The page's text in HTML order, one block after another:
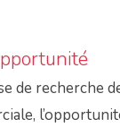
de recherche